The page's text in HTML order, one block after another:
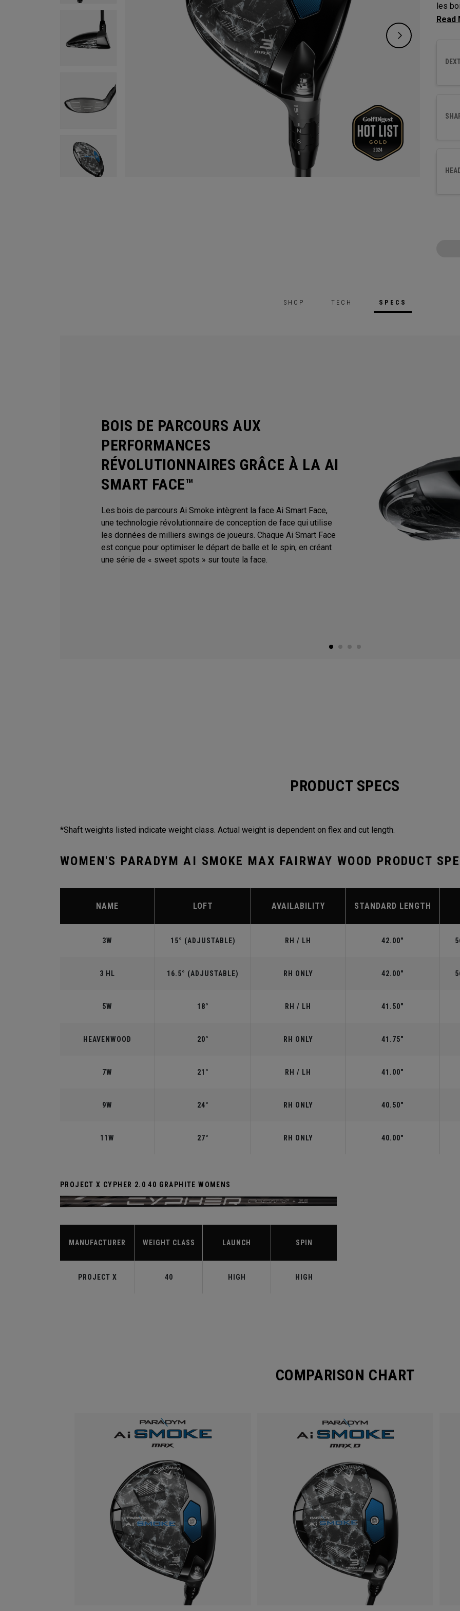
les
SHOP TECH SPECS
BOIS DE PARCOURS AUX
PERFORMANCES
RÉVOLUTIONNAIRES GRÂCE À LA AI
SMART FACE™
Les bois de parcours Ai Smoke intègrent la face Ai Smart Face,
une technologie révolutionnaire de conception de face qui utilise
les données de milliers swings de joueurs. Chaque Ai Smart Face
est conçue pour optimiser le départ de balle et le spin, en créant
une série de « sweet spots » sur toute la face.
PRODUCT SPECS
*Shaft weights listed indicate weight class. Actual weight is dependent on flex and cut length.
WOMEN'S PARADYM AI SMOKE MAX FAIRWAY WOOD PRODUCT
NAME LOFT AVAILABILITY STANDARD LENGTH
3W 15° (ADJUSTABLE) RH / LH 42.00"
3 HL 16.5° (ADJUSTABLE) RH ONLY 42.00"
5W 18° RH / LH 41.50"
HEAVENWOOD 20° RH ONLY 41.75"
7W 21° RH / LH 41.00"
9W 24° RH ONLY 40.50"
11W 27° RH ONLY 40.00"
PROJECT X CYPHER 2.0 40 GRAPHITE WOMENS
MANUFACTURER WEIGHT CLASS LAUNCH SPIN
PROJECT X 40 HIGH HIGH
COMPARISON CHART